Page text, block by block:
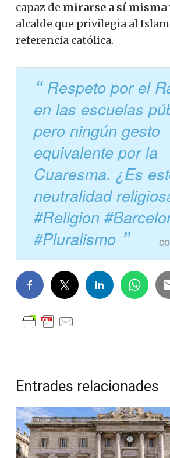
capaz de mirarse a sí misma
alcalde que privilegia al
referencia católica.
Respeto por el
en las escuelas
pero ningún gesto
equivalente por la
Cuaresma. ¿Es
neutralidad
#Religion
#Pluralismo
Entrades relacionades